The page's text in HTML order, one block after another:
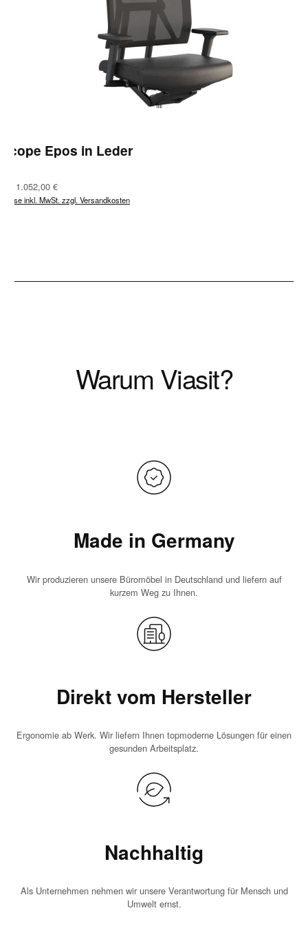
Scope Epos in Leder
Regulärer Preis:
1.052,00 €
Preise inkl. MwSt. zzgl. Versandkosten
Warum Viasit?
Made in Germany
Wir produzieren unsere Büromöbel in Deutschland und liefern auf
kurzem Weg zu Ihnen.
Direkt vom Hersteller
Ergonomie ab Werk. Wir liefern Ihnen topmoderne Lösungen für einen
gesunden Arbeitsplatz.
Nachhaltig
Als Unternehmen nehmen wir unsere Verantwortung für Mensch und
Umwelt ernst.